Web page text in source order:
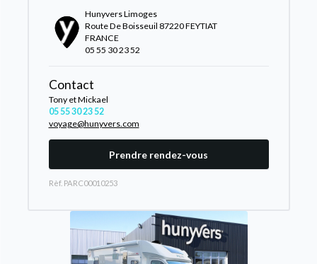
Hunyvers Limoges
Route De Boisseuil 87220 FEYTIAT
FRANCE
05 55 30 23 52
Contact
Tony et Mickael
05 55 30 23 52
voyage@hunyvers.com
Prendre rendez-vous
Rèf. PARC00010253